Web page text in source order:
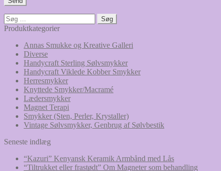
Søg
efter:
Produktkategorier
Annas Smukke og Kreative Galleri
Diverse
Handycraft Sterling Sølvsmykker
Handycraft Viklede Kobber Smykker
Herresmykker
Knyttede Smykker/Macramé
Lædersmykker
Magnet Terapi
Smykker (Sten, Perler, Krystaller)
Vintage Sølvsmykker, Genbrug af Sølvbestik
Seneste indlæg
“Kazuri” Kenyansk Keramik Armbånd med Lås
“Tiltrukket eller frastødt” Om Magneter som behandling